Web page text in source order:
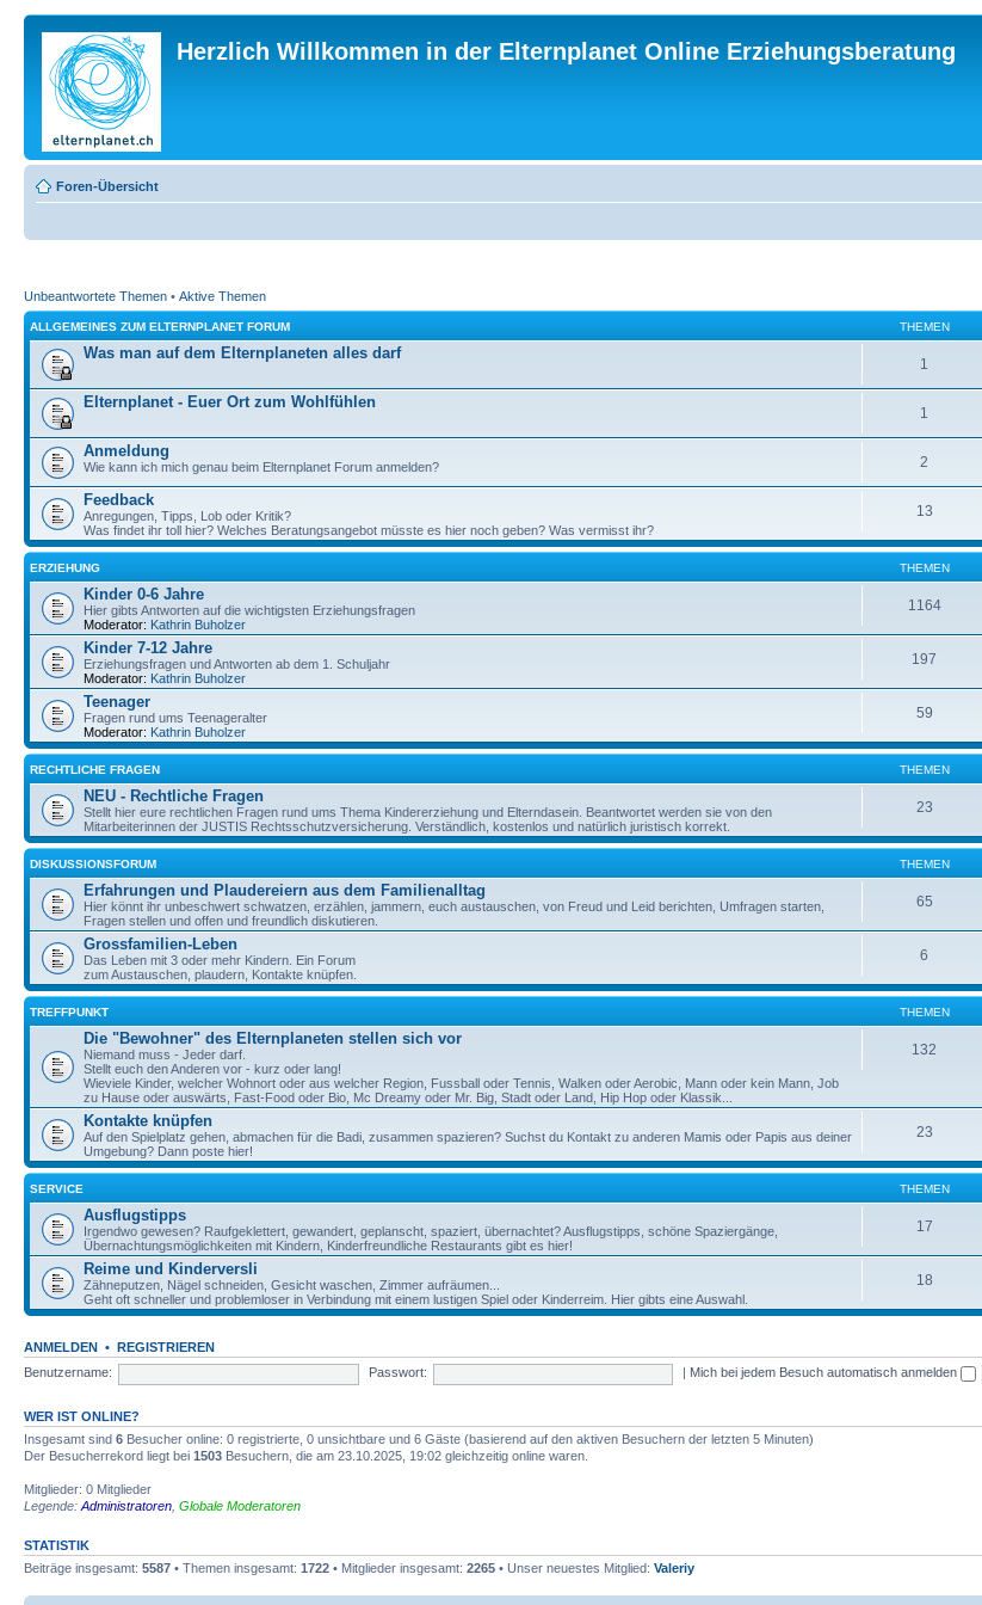
Herzlich Willkommen in der Elternplanet Online Erziehungsberatung
Foren-Übersicht
Unbeantwortete Themen • Aktive Themen
ALLGEMEINES ZUM ELTERNPLANET FORUM THEMEN
Was man auf dem Elternplaneten alles darf
1
Elternplanet - Euer Ort zum Wohlfühlen
1
Anmeldung
Wie kann ich mich genau beim Elternplanet Forum anmelden? 2
Feedback
Anregungen, Tipps, Lob oder Kritik?
Was findet ihr toll hier? Welches Beratungsangebot müsste es hier noch geben? Was vermisst ihr?
13
ERZIEHUNG THEMEN
Kinder 0-6 Jahre
Hier gibts Antworten auf die wichtigsten Erziehungsfragen
Moderator: Kathrin Buholzer
1164
Kinder 7-12 Jahre
Erziehungsfragen und Antworten ab dem 1. Schuljahr
Moderator: Kathrin Buholzer
197
Teenager
Fragen rund ums Teenageralter
Moderator: Kathrin Buholzer
59
RECHTLICHE FRAGEN THEMEN
NEU - Rechtliche Fragen
Stellt hier eure rechtlichen Fragen rund ums Thema Kindererziehung und Elterndasein. Beantwortet werden sie von den
Mitarbeiterinnen der JUSTIS Rechtsschutzversicherung. Verständlich, kostenlos und natürlich juristisch korrekt.
23
DISKUSSIONSFORUM THEMEN
Erfahrungen und Plaudereiern aus dem Familienalltag
Hier könnt ihr unbeschwert schwatzen, erzählen, jammern, euch austauschen, von Freud und Leid berichten, Umfragen starten,
Fragen stellen und offen und freundlich diskutieren.
65
Grossfamilien-Leben
Das Leben mit 3 oder mehr Kindern. Ein Forum
zum Austauschen, plaudern, Kontakte knüpfen.
6
TREFFPUNKT THEMEN
Die "Bewohner" des Elternplaneten stellen sich vor
Niemand muss - Jeder darf.
Stellt euch den Anderen vor - kurz oder lang!
Wieviele Kinder, welcher Wohnort oder aus welcher Region, Fussball oder Tennis, Walken oder Aerobic, Mann oder kein Mann, Job
zu Hause oder auswärts, Fast-Food oder Bio, Mc Dreamy oder Mr. Big, Stadt oder Land, Hip Hop oder Klassik...
132
Kontakte knüpfen
Auf den Spielplatz gehen, abmachen für die Badi, zusammen spazieren? Suchst du Kontakt zu anderen Mamis oder Papis aus deiner
Umgebung? Dann poste hier!
23
SERVICE THEMEN
Ausflugstipps
Irgendwo gewesen? Raufgeklettert, gewandert, geplanscht, spaziert, übernachtet? Ausflugstipps, schöne Spaziergänge,
Übernachtungsmöglichkeiten mit Kindern, Kinderfreundliche Restaurants gibt es hier!
17
Reime und Kinderversli
Zähneputzen, Nägel schneiden, Gesicht waschen, Zimmer aufräumen...
Geht oft schneller und problemloser in Verbindung mit einem lustigen Spiel oder Kinderreim. Hier gibts eine Auswahl.
18
ANMELDEN • REGISTRIEREN
Benutzername:
Passwort: Mich bei jedem Besuch automatisch anmelden
WER IST ONLINE?
Insgesamt sind 6 Besucher online: 0 registrierte, 0 unsichtbare und 6 Gäste (basierend auf den aktiven Besuchern der letzten 5 Minuten)
Der Besucherrekord liegt bei 1503 Besuchern, die am 23.10.2025, 19:02 gleichzeitig online waren.
Mitglieder: 0 Mitglieder
Legende: Administratoren Globale Moderatoren
STATISTIK
Beiträge insgesamt: 5587 • Themen insgesamt: 1722 • Mitglieder insgesamt: 2265 • Unser neuestes Mitglied: Valeriy